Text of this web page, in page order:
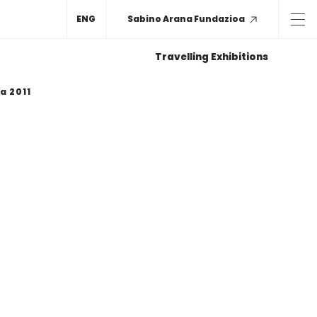
Travelling Exhibitions
ENG Sabino Arana Fundazioa
2011